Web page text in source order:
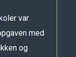
var
med
og